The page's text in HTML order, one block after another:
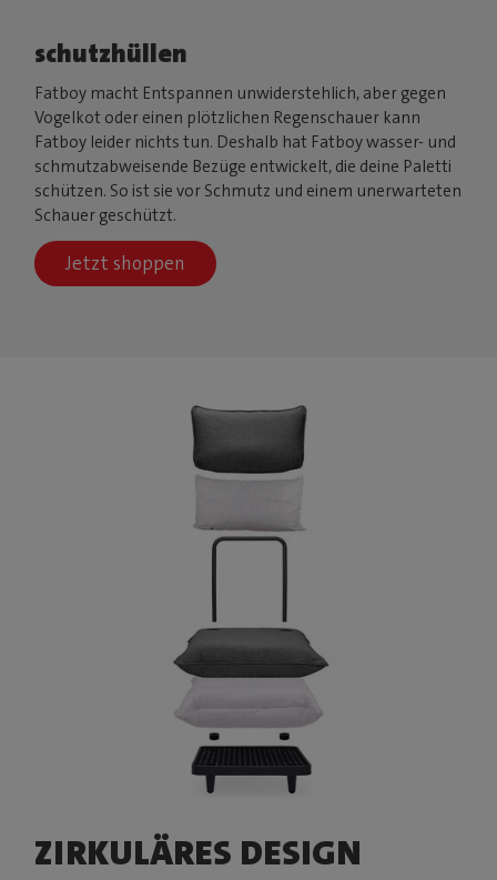
schutzhüllen
Fatboy macht Entspannen unwiderstehlich, aber gegen
Vogelkot oder einen plötzlichen Regenschauer kann
Fatboy leider nichts tun. Deshalb hat Fatboy wasser- und
schmutzabweisende Bezüge entwickelt, die deine Paletti
schützen. So ist sie vor Schmutz und einem unerwarteten
Schauer geschützt.
Jetzt shoppen
ZIRKULÄRES DESIGN